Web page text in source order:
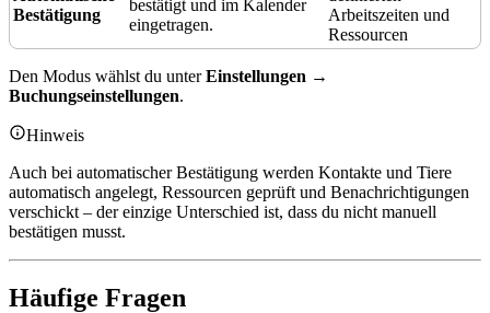
Bestätigung
bestätigt und im Kalender
eingetragen.
Arbeitszeiten und
Ressourcen
Den Modus wählst du unterEinstellungen →
Buchungseinstellungen.
Hinweis
Auch bei automatischer Bestätigung werden Kontakte und Tiere
automatisch angelegt, Ressourcen geprüft und Benachrichtigungen
verschickt – der einzige Unterschied ist, dass du nicht manuell
bestätigen musst.
Häufige Fragen